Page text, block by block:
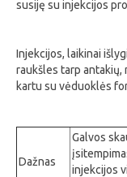
susiję su injekcijos
Injekcijos, laikinai
raukšles tarp antakių,
kartu su vėduoklės
Dažnas
Galvos
injekcijos